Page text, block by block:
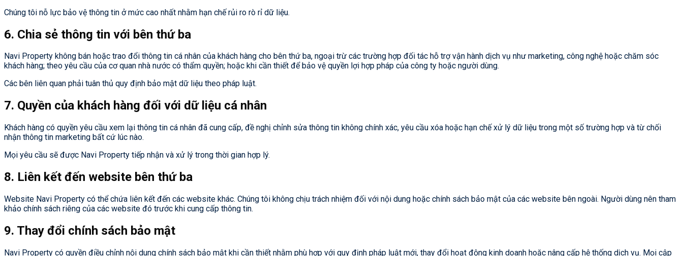
Chúng tôi nỗ lực bảo vệ thông tin ở mức cao nhất nhằm hạn chế rủi ro rò rỉ dữ liệu.
6. Chia sẻ thông tin với bên thứ ba
Navi Property không bán hoặc trao đổi thông tin cá nhân của khách hàng cho bên thứ ba, ngoại trừ các trường hợp đối tác hỗ trợ vận hành dịch vụ như marketing, công nghệ hoặc chăm sóc
khách hàng; theo yêu cầu của cơ quan nhà nước có thẩm quyền; hoặc khi cần thiết để bảo vệ quyền lợi hợp pháp của công ty hoặc người dùng.
Các bên liên quan phải tuân thủ quy định bảo mật dữ liệu theo pháp luật.
7. Quyền của khách hàng đối với dữ liệu cá nhân
Khách hàng có quyền yêu cầu xem lại thông tin cá nhân đã cung cấp, đề nghị chỉnh sửa thông tin không chính xác, yêu cầu xóa hoặc hạn chế xử lý dữ liệu trong một số trường hợp và từ chối
nhận thông tin marketing bất cứ lúc nào.
Mọi yêu cầu sẽ được Navi Property tiếp nhận và xử lý trong thời gian hợp lý.
8. Liên kết đến website bên thứ ba
Website Navi Property có thể chứa liên kết đến các website khác. Chúng tôi không chịu trách nhiệm đối với nội dung hoặc chính sách bảo mật của các website bên ngoài. Người dùng nên tham
khảo chính sách riêng của các website đó trước khi cung cấp thông tin.
9. Thay đổi chính sách bảo mật
Navi Property có quyền điều chỉnh nội dung chính sách bảo mật khi cần thiết nhằm phù hợp với quy định pháp luật mới, thay đổi hoạt động kinh doanh hoặc nâng cấp hệ thống dịch vụ. Mọi cập